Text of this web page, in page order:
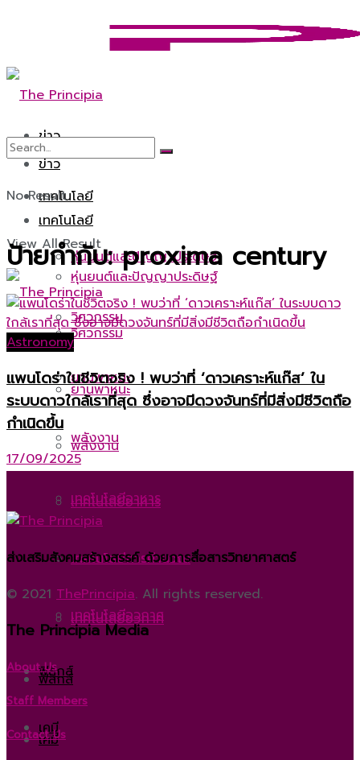
ข่าว
เทคโนโลยี
หุ่นยนต์และปัญญาประดิษฐ์
วิศวกรรม
ยานพาหนะ
พลังงาน
เทคโนโลยีอาหาร
เทคโนโลยีการคำนวณ
เทคโนโลยีอวกาศ
ฟิสิกส์
เคมี
ข่าว
เทคโนโลยี
หุ่นยนต์และปัญญาประดิษฐ์
วิศวกรรม
ยานพาหนะ
พลังงาน
เทคโนโลยีอาหาร
เทคโนโลยีการคำนวณ
เทคโนโลยีอวกาศ
ฟิสิกส์
เคมี
No Result
View All Result
ป้ายกำกับ:proxima century
Astronomy
แพนโดร่าในชีวิตจริง ! พบว่าที่ ‘ดาวเคราะห์แก๊ส’ ใน
ระบบดาวใกล้เราที่สุด ซึ่งอาจมีดวงจันทร์ที่มีสิ่งมีชีวิตถือ
กำเนิดขึ้น
17/09/2025
ส่งเสริมสังคมสร้างสรรค์ ด้วยการสื่อสารวิทยาศาสตร์
© 2021 ThePrincipia. All rights reserved.
The Principia Media
About Us
Staff Members
Contact Us